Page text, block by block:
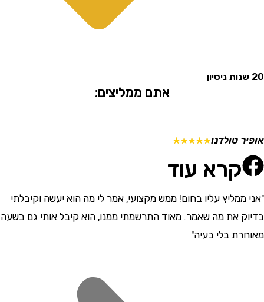
אתם ממליצים:
טולדנו☆
☆
☆
☆
☆
קרא עוד
עליו בחום! ממש מקצועי, אמר לי מה הוא יעשה וקיבלתי
את מה שאמר. מאוד התרשמתי ממנו, הוא קיבל אותי גם בשעה
בלי בעיה"